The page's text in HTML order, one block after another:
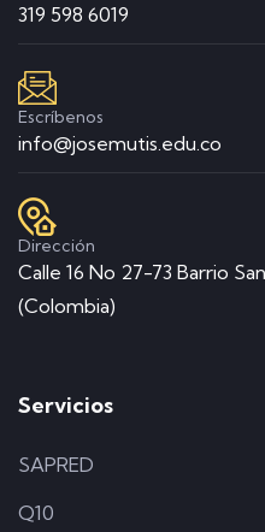
319 598 6019
Escríbenos
info@josemutis.edu.co
Dirección
Calle 16 No 27-73 Barrio
(Colombia)
Servicios
SAPRED
Q10